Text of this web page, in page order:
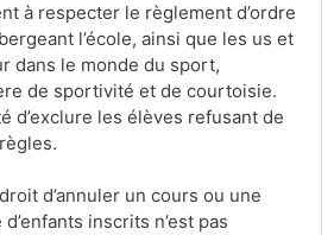
à respecter le règlement d’ordre
l’école, ainsi que les us et
dans le monde du sport,
de sportivité et de courtoisie.
d’exclure les élèves refusant de
d’annuler un cours ou une
inscrits n’est pas